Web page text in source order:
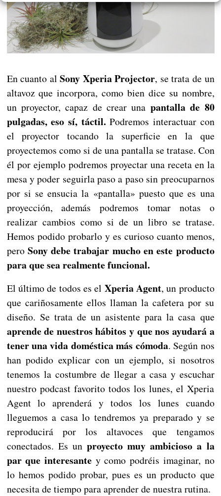
En cuanto alSony Xperia Projector, se trata de un
altavoz que incorpora, como bien dice su nombre,
un proyector, capaz de crear una pantalla de 80
pulgadas, eso sí, táctil. Podremos interactuar con
el proyector tocando la superficie en la que
proyectemos como si de una pantalla se tratase. Con
él por ejemplo podremos proyectar una receta en la
mesa y poder seguirla paso a paso sin preocuparnos
por si se ensucia la «pantalla» puesto que es una
proyección, además podremos tomar notas o
realizar cambios como si de un libro se tratase.
Hemos podido probarlo y es curioso cuanto menos,
peroSony debe trabajar mucho en este producto
para que sea realmente funcional.
El último de todos es el Xperia Agent, un producto
que cariñosamente ellos llaman la cafetera por su
diseño. Se trata de un asistente para la casa que
aprende de nuestros hábitos y que nos ayudará a
tener una vida doméstica más cómoda. Según nos
han podido explicar con un ejemplo, si nosotros
tenemos la costumbre de llegar a casa y escuchar
nuestro podcast favorito todos los lunes, el Xperia
Agent lo aprenderá y todos los lunes cuando
lleguemos a casa lo tendremos ya preparado y se
reproducirá por los altavoces que tengamos
conectados. Es un proyecto muy ambicioso a la
par que interesantey como podréis imaginar, no
lo hemos podido probar, pues es un producto que
necesita de tiempo para aprender de nuestra rutina.